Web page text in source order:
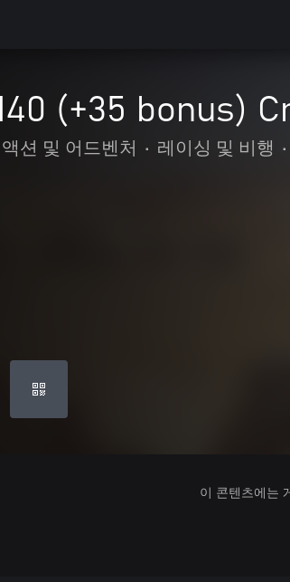
(+35 bonus)
액션 및 어드벤처 • 레이싱 및 비행 •
이 콘텐츠에는